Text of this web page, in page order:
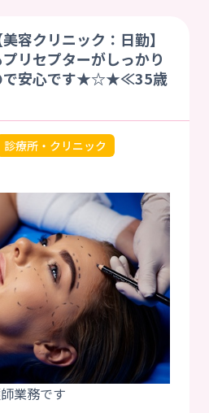
クリニック：日勤】
リセプターがしっかり
で安心です★☆★≪35歳
診療所・クリニック